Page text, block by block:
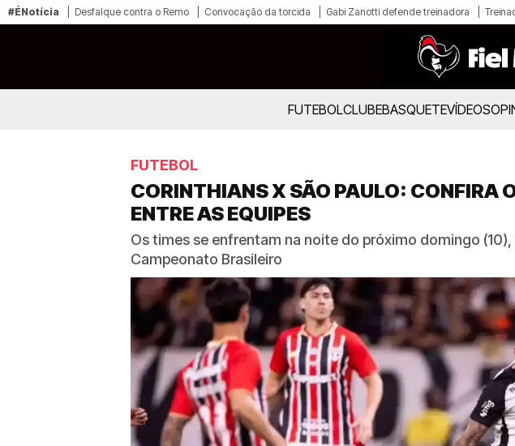
#ÉNotícia Desfalque contra o Remo Convocação da torcida Gabi Zanotti defende treinadora
FUTEBOLCLUBEBASQUETEVÍDEOS
FUTEBOL
CORINTHIANS X SÃO PAULO: CONFIRA
ENTRE AS EQUIPES
Os times se enfrentam na noite do próximo domingo
Campeonato Brasileiro